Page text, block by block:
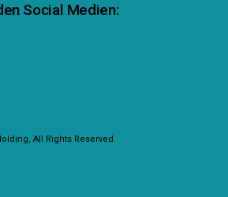
Social Medien:
, All Rights Reserved